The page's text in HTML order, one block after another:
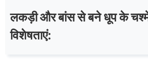
लकड़ी और बांस से बने धूप के
विशेषताएं: